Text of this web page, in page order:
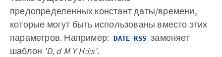
предопределенных констант даты/времени,
которые могут быть использованы вместо этих
параметров. Например:
DATE_RSS заменяет
шаблон 'D, d M Y H:i:s'.